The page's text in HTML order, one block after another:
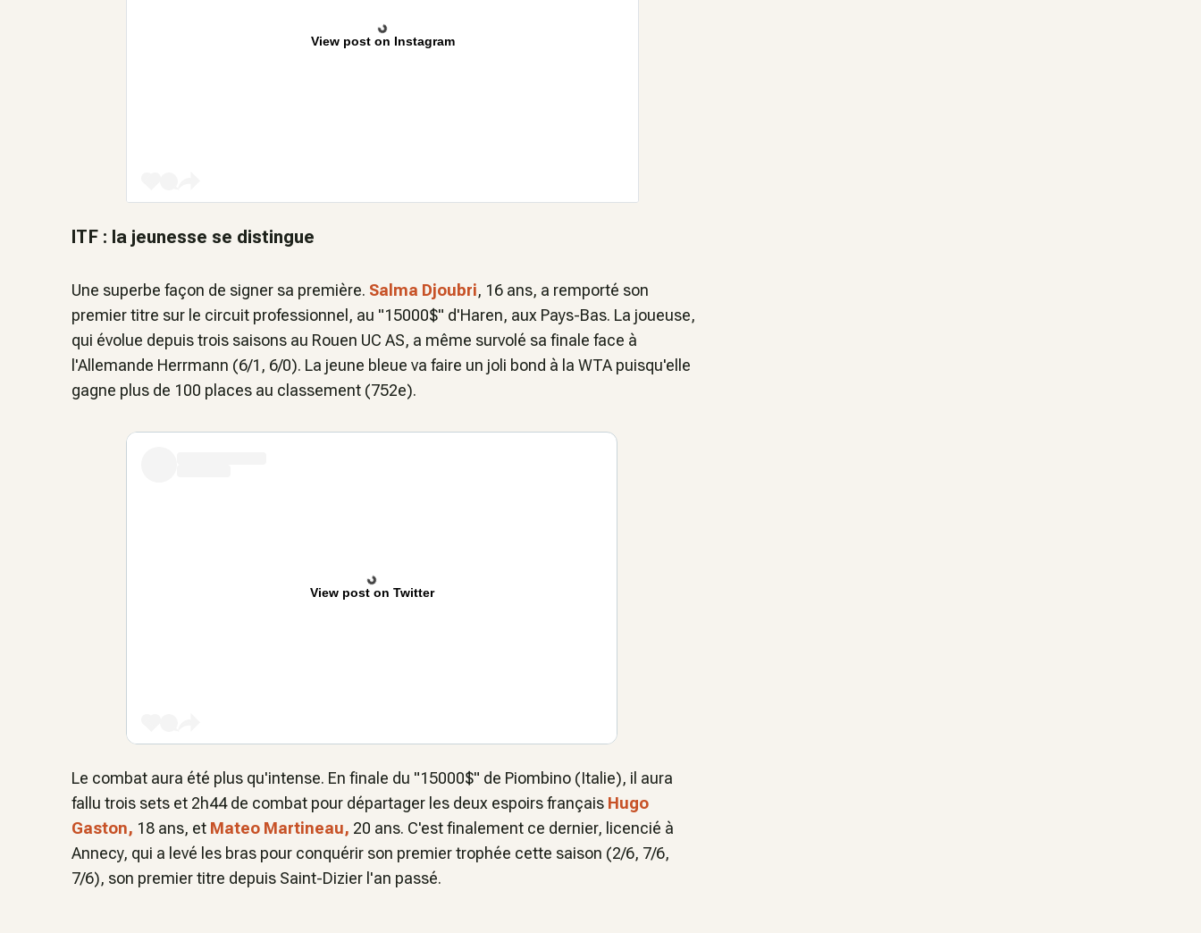
View post on Instagram
ITF : la jeunesse se distingue
Une superbe façon de signer sa première. Salma Djoubri, 16 ans, a remporté son
premier titre sur le circuit professionnel, au "15000$" d'Haren, aux Pays-Bas. La joueuse,
qui évolue depuis trois saisons au Rouen UC AS, a même survolé sa finale face à
l'Allemande Herrmann (6/1, 6/0). La jeune bleue va faire un joli bond à la WTA puisqu'elle
gagne plus de 100 places au classement (752e).
View post on Twitter
Le combat aura été plus qu'intense. En finale du "15000$" de Piombino (Italie), il aura
fallu trois sets et 2h44 de combat pour départager les deux espoirs français Hugo
Gaston, 18 ans, et Mateo Martineau, 20 ans. C'est finalement ce dernier, licencié à
Annecy, qui a levé les bras pour conquérir son premier trophée cette saison (2/6, 7/6,
7/6), son premier titre depuis Saint-Dizier l'an passé.